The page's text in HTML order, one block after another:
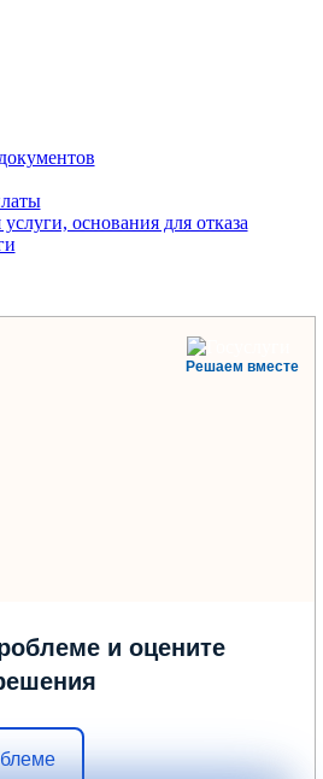
основания для отказа
Решаем вместе
и оцените